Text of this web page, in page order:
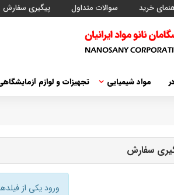
خرید سوالات متداول پیگیری سفارش
مواد شیمیایی تجهیزات و لوازم
سفارش
ورود یکی از